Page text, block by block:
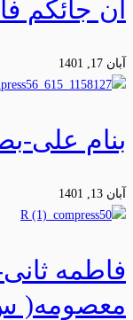
ان جائکم
آبان 17, 1401
بنام علی-
آبان 13, 1401
فاطمه
معصومه(